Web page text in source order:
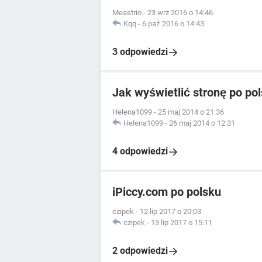
Meastrio - 23 wrz 2016 o 14:46
Kqq - 6 paź 2016 o 14:43
3 odpowiedzi
Jak wyświetlić stronę po
Helena1099 - 25 maj 2014 o 21:36
Helena1099 - 26 maj 2014 o 12:31
4 odpowiedzi
iPiccy.com po polsku
czipek - 12 lip 2017 o 20:03
czipek - 13 lip 2017 o 15:11
2 odpowiedzi